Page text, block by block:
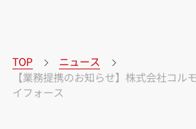
TOP
ニュース
【業務提携のお知らせ】株式会社コ
イフォース